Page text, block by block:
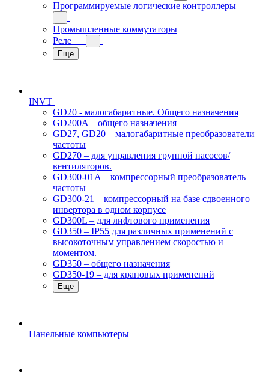
Программируемые логические контроллеры
Промышленные коммутаторы
Реле
Еще
INVT
GD20 - малогабаритные. Общего назначения
GD200A – общего назначения
GD27, GD20 – малогабаритные преобразователи
частоты
GD270 – для управления группой насосов/
вентиляторов.
GD300-01A – компрессорный преобразователь
частоты
GD300-21 – компрессорный на базе сдвоенного
инвертора в одном корпусе
GD300L – для лифтового применения
GD350 – IP55 для различных применений с
высокоточным управлением скоростью и
моментом.
GD350 – общего назначения
GD350-19 – для крановых применений
Еще
Панельные компьютеры